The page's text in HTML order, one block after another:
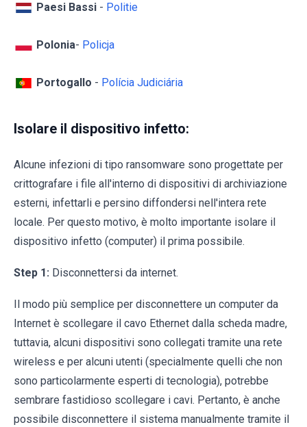
Paesi Bassi - Politie
Polonia- Policja
Portogallo - Polícia Judiciária
Isolare il dispositivo infetto:
Alcune infezioni di tipo ransomware sono progettate per
crittografare i file all'interno di dispositivi di archiviazione
esterni, infettarli e persino diffondersi nell'intera rete
locale. Per questo motivo, è molto importante isolare il
dispositivo infetto (computer) il prima possibile.
Step 1: Disconnettersi da internet.
Il modo più semplice per disconnettere un computer da
Internet è scollegare il cavo Ethernet dalla scheda madre,
tuttavia, alcuni dispositivi sono collegati tramite una rete
wireless e per alcuni utenti (specialmente quelli che non
sono particolarmente esperti di tecnologia), potrebbe
sembrare fastidioso scollegare i cavi. Pertanto, è anche
possibile disconnettere il sistema manualmente tramite il